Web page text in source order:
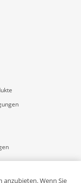
anzubieten. Wenn Sie